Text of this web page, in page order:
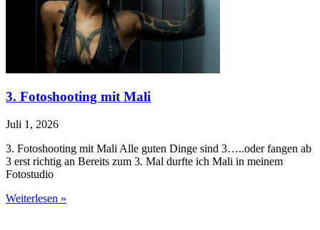
3. Fotoshooting mit Mali
Juli 1, 2026
3. Fotoshooting mit Mali Alle guten Dinge sind 3…..oder fangen ab
3 erst richtig an Bereits zum 3. Mal durfte ich Mali in meinem
Fotostudio
Weiterlesen »